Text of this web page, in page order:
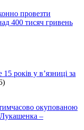
провезти
400 тисяч гривень
років у в’язниці за
окупованою
–